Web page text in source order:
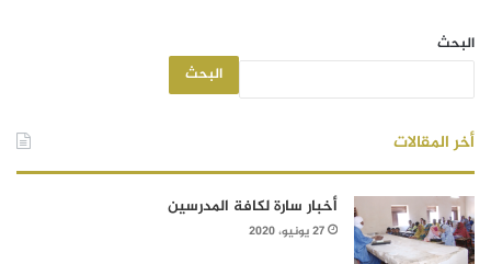
البحث
البحث
أخر المقالات
أخبار سارة لكافة المدرسين
27 يونيو، 2020